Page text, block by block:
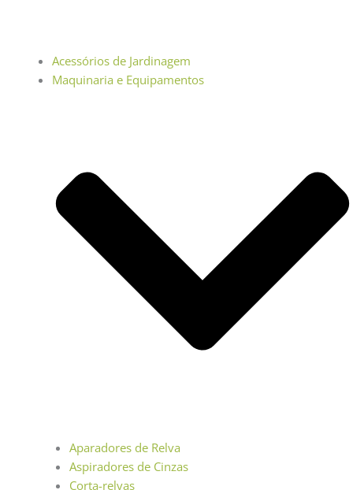
Acessórios de Jardinagem
Maquinaria e Equipamentos
Aparadores de Relva
Aspiradores de Cinzas
Corta-relvas